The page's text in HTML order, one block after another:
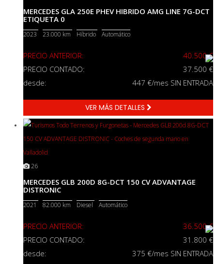
MERCEDES GLA 250E PHEV HIBRIDO AMG LINE 7G-DCT
ETIQUETA 0
2023 23.000 km Híbrido Automático
PRECIO ANTERIOR:
40.500 €
PRECIO CONTADO:
37.500 €
desde:
447 €/mes SIN ENTRADA
VER MÁS DETALLES
26
MERCEDES GLB 200D 8G-DCT 150 CV ADVANTAGE
DISTRONIC
2021 82.000 km Diesel Automático
PRECIO ANTERIOR:
36.500 €
PRECIO CONTADO:
31.800 €
desde:
375 €/mes SIN ENTRADA